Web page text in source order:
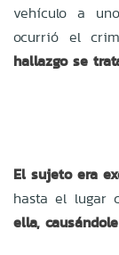
vehículo a
ocurrió el
hallazgo se
El sujeto era
hasta el lugar
ella,